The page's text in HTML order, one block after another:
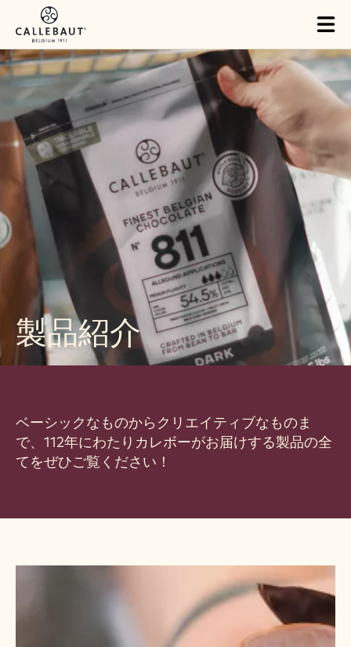
Skip to main content
製品紹介
ベーシックなものからクリエイティブなものま
で、112年にわたりカレボーがお届けする製品の全
てをぜひご覧ください！